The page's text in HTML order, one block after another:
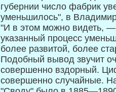
губернии число фабрик
уменьшилось", в
"И в этом можно видеть,
указанный процесс
более развитой, более
Подобный вывод звучит
совершенно вздорный.
совершенно случайные.